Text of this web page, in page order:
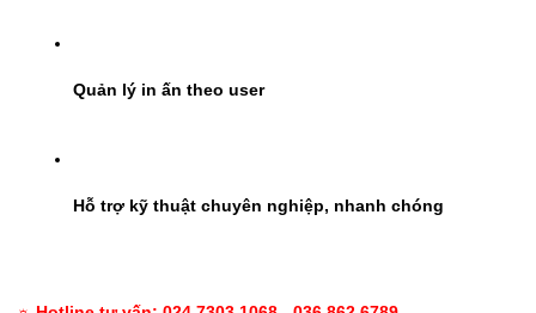
Quản lý in ấn theo user
Hỗ trợ kỹ thuật chuyên nghiệp, nhanh chóng